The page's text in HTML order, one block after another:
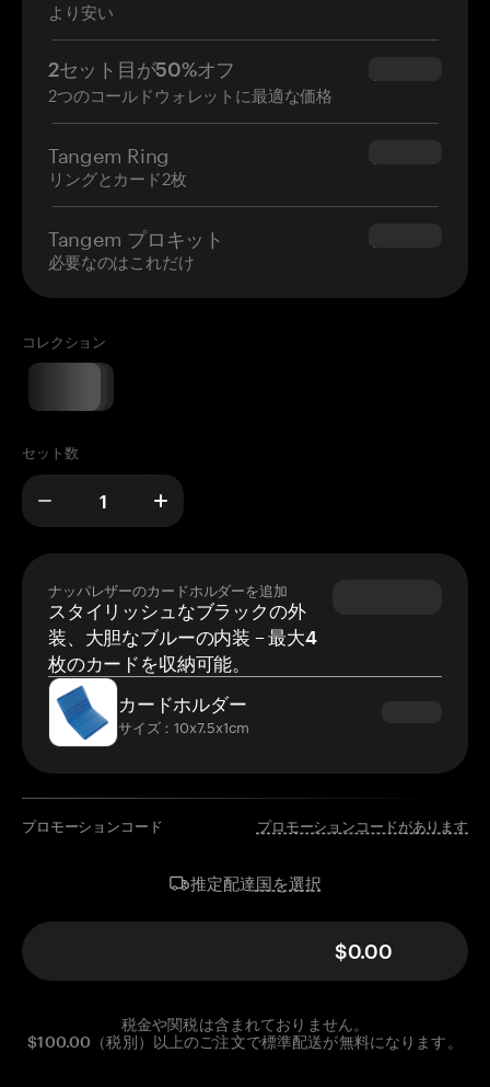
より安い
2セット目が50%オフ
2つのコールドウォレットに最適な価格
$34.95
Tangem Ring
リングとカード2枚
$160.00
Tangem プロキット
必要なのはこれだけ
$180.00
コレクション
セット数
ナッパレザーのカードホルダーを追加
スタイリッシュなブラックの外
装、大胆なブルーの内装 – 最大4
枚のカードを収納可能。
カードホルダー
サイズ：10x7.5x1cm
プロモーションコード プロモーションコードがあります
推定配達国を選択
$0.00
税金や関税は含まれておりません。
$100.00（税別）以上のご注文で標準配送が無料になります。